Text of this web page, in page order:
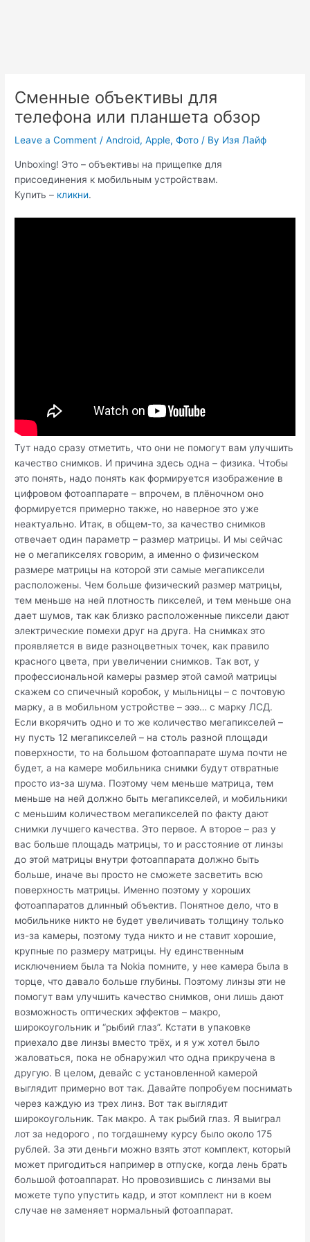
Сменные объективы для
телефона или планшета обзор
Leave a Comment /Android,Apple,Фото / By Изя Лайф
Unboxing! Это – объективы на прищепке для
присоединения к мобильным устройствам.
Купить – кликни.
Тут надо сразу отметить, что они не помогут вам улучшить
качество снимков. И причина здесь одна – физика. Чтобы
это понять, надо понять как формируется изображение в
цифровом фотоаппарате – впрочем, в плёночном оно
формируется примерно также, но наверное это уже
неактуально. Итак, в общем-то, за качество снимков
отвечает один параметр – размер матрицы. И мы сейчас
не о мегапикселях говорим, а именно о физическом
размере матрицы на которой эти самые мегапиксели
расположены. Чем больше физический размер матрицы,
тем меньше на ней плотность пикселей, и тем меньше она
дает шумов, так как близко расположенные пиксели дают
электрические помехи друг на друга. На снимках это
проявляется в виде разноцветных точек, как правило
красного цвета, при увеличении снимков. Так вот, у
профессиональной камеры размер этой самой матрицы
скажем со спичечный коробок, у мыльницы – с почтовую
марку, а в мобильном устройстве – эээ… с марку ЛСД.
Если вкорячить одно и то же количество мегапикселей –
ну пусть 12 мегапикселей – на столь разной площади
поверхности, то на большом фотоаппарате шума почти не
будет, а на камере мобильника снимки будут отвратные
просто из-за шума. Поэтому чем меньше матрица, тем
меньше на ней должно быть мегапикселей, и мобильники
с меньшим количеством мегапикселей по факту дают
снимки лучшего качества. Это первое. А второе – раз у
вас больше площадь матрицы, то и расстояние от линзы
до этой матрицы внутри фотоаппарата должно быть
больше, иначе вы просто не сможете засветить всю
поверхность матрицы. Именно поэтому у хороших
фотоаппаратов длинный объектив. Понятное дело, что в
мобильнике никто не будет увеличивать толщину только
из-за камеры, поэтому туда никто и не ставит хорошие,
крупные по размеру матрицы. Ну единственным
исключением была та Nokia помните, у нее камера была в
торце, что давало больше глубины. Поэтому линзы эти не
помогут вам улучшить качество снимков, они лишь дают
возможность оптических эффектов – макро,
широкоугольник и “рыбий глаз”. Кстати в упаковке
приехало две линзы вместо трёх, и я уж хотел было
жаловаться, пока не обнаружил что одна прикручена в
другую. В целом, девайс с установленной камерой
выглядит примерно вот так. Давайте попробуем поснимать
через каждую из трех линз. Вот так выглядит
широкоугольник. Так макро. А так рыбий глаз. Я выиграл
лот за недорого , по тогдашнему курсу было около 175
рублей. За эти деньги можно взять этот комплект, который
может пригодиться например в отпуске, когда лень брать
большой фотоаппарат. Но провозившись с линзами вы
можете тупо упустить кадр, и этот комплект ни в коем
случае не заменяет нормальный фотоаппарат.